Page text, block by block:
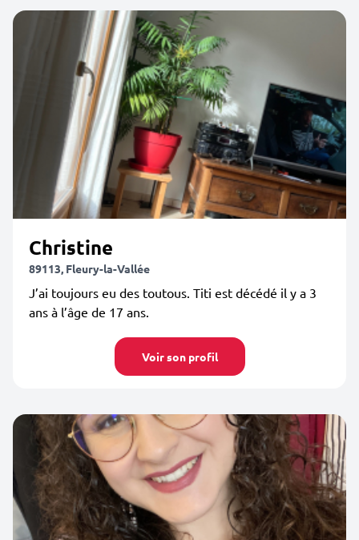
Christine
89113, Fleury-la-Vallée
J’ai toujours eu des toutous. Titi est décédé il y a 3
ans à l’âge de 17 ans.
Voir son profil